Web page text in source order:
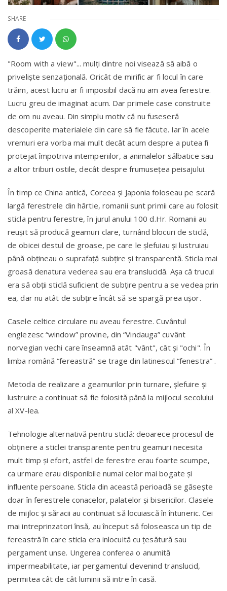
SHARE
"Room with a view"... mulți dintre noi visează să aibă o
priveliște senzațională. Oricât de mirific ar fi locul în care
trăim, acest lucru ar fi imposibil dacă nu am avea ferestre.
Lucru greu de imaginat acum. Dar primele case construite
de om nu aveau. Din simplu motiv că nu fuseseră
descoperite materialele din care să fie făcute. Iar în acele
vremuri era vorba mai mult decât acum despre a putea fi
protejat împotriva intemperiilor, a animalelor sălbatice sau
a altor triburi ostile, decât despre frumusețea peisajului.
În timp ce China antică, Coreea și Japonia foloseau pe scară
largă ferestrele din hârtie, romanii sunt primii care au folosit
sticla pentru ferestre, în jurul anului 100 d.Hr. Romanii au
reușit să producă geamuri clare, turnând blocuri de sticlă,
de obicei destul de groase, pe care le șlefuiau și lustruiau
până obțineau o suprafață subțire și transparentă. Sticla mai
groasă denatura vederea sau era translucidă. Așa că trucul
era să obții sticlă suficient de subțire pentru a se vedea prin
ea, dar nu atât de subțire încât să se spargă prea ușor.
Casele celtice circulare nu aveau ferestre. Cuvântul
englezesc “window” provine, din “Vindauga” cuvânt
norvegian vechi care înseamnă atât "vânt", cât și "ochi". În
limba română “fereastră” se trage din latinescul “fenestra” .
Metoda de realizare a geamurilor prin turnare, șlefuire și
lustruire a continuat să fie folosită până la mijlocul secolului
al XV-lea.
Tehnologie alternativă pentru sticlă: deoarece procesul de
obținere a sticlei transparente pentru geamuri necesita
mult timp și efort, astfel de ferestre erau foarte scumpe,
ca urmare erau disponibile numai celor mai bogate și
influente persoane. Sticla din această perioadă se găsește
doar în ferestrele conacelor, palatelor și bisericilor. Clasele
de mijloc și săracii au continuat să locuiască în întuneric. Cei
mai intreprinzatori însă, au început să foloseasca un tip de
fereastră în care sticla era inlocuită cu țesătură sau
pergament unse. Ungerea conferea o anumită
impermeabilitate, iar pergamentul devenind translucid,
permitea cât de cât luminii să intre în casă.